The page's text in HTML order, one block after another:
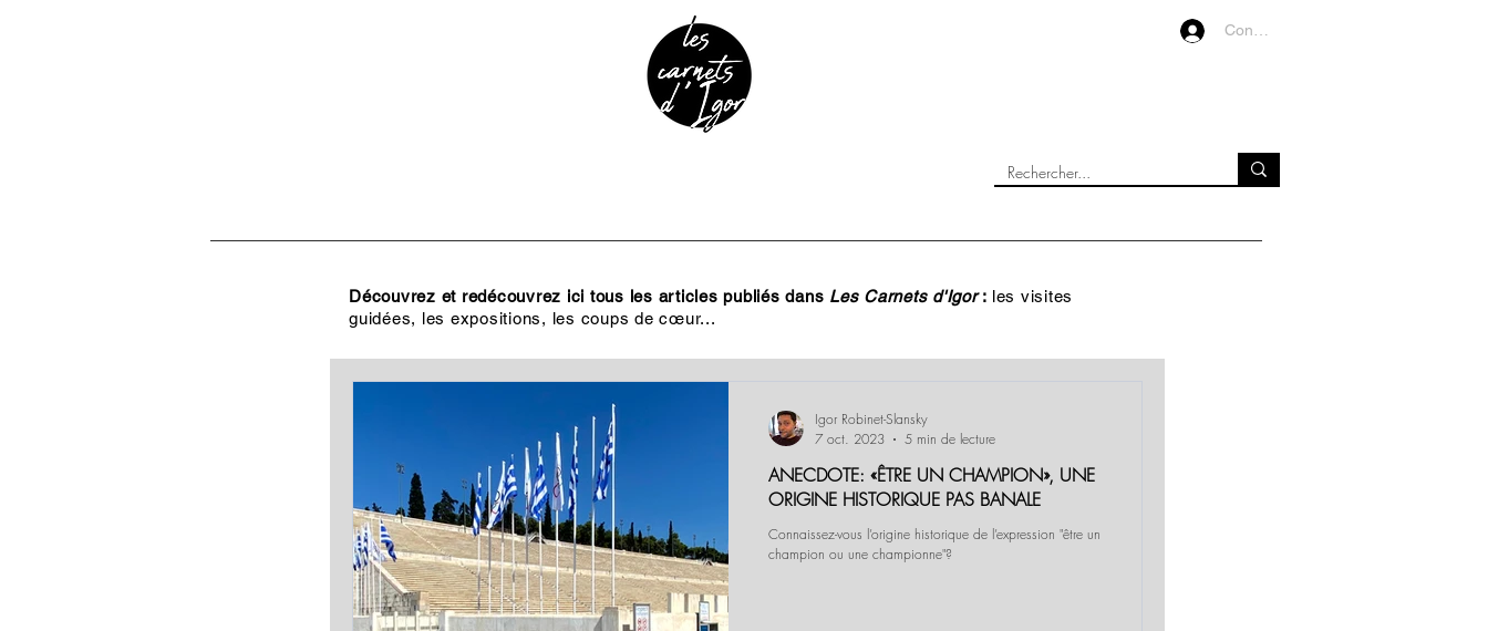
Connexion
Découvrez et redécouvrez ici tous les articles publiés dans Les Carnets d'Igor: les visites
guidées, les expositions, les coups de cœur...
ANECDOTE: «ÊTRE UN CHAMPION», UNE
ORIGINE HISTORIQUE PAS BANALE
Connaissez-vous l’origine historique de l’expression "être un
champion ou une championne"?
Igor Robinet-Slansky
7 oct. 2023
5 min de lecture